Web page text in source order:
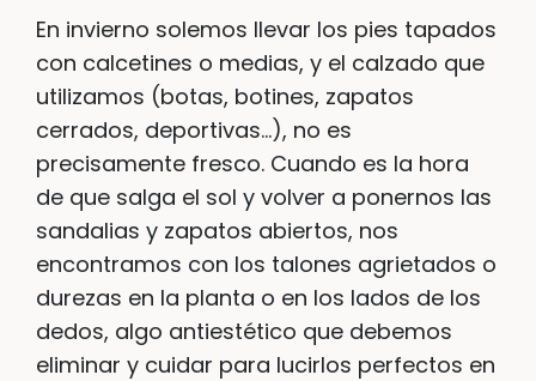
En invierno solemos llevar los pies tapados
con calcetines o medias, y el calzado que
utilizamos (botas, botines, zapatos
cerrados, deportivas…), no es
precisamente fresco. Cuando es la hora
de que salga el sol y volver a ponernos las
sandalias y zapatos abiertos, nos
encontramos con los talones agrietados o
durezas en la planta o en los lados de los
dedos, algo antiestético que debemos
eliminar y cuidar para lucirlos perfectos en